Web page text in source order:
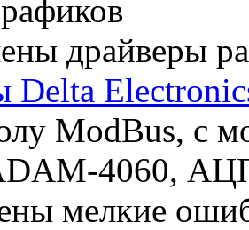
драйверы
Delta
ModBus, c
4060,
мелкие